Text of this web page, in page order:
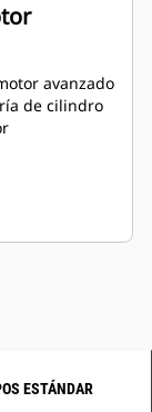
avanzado
de cilindro
ESTÁNDAR